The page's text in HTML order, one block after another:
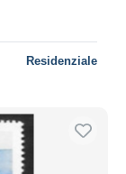
Residenziale